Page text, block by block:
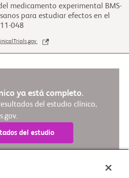
medicamento experimental BMS-
para estudiar efectos en el
048
ya está completo.
del estudio clínico,
del estudio